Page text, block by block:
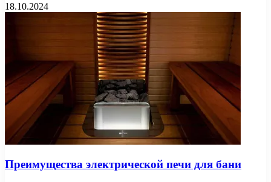
18.10.2024
Преимущества электрической печи для бани